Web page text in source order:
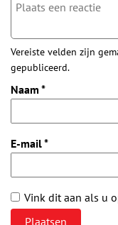
Vereiste velden zijn
gepubliceerd.
Naam *
E-mail*
Vink dit aan als u